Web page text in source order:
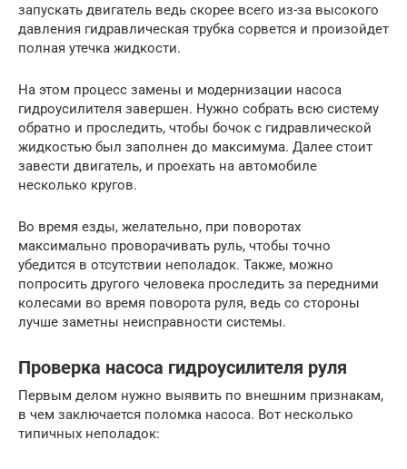
запускать двигатель ведь скорее всего из-за высокого
давления гидравлическая трубка сорвется и произойдет
полная утечка жидкости.
На этом процесс замены и модернизации насоса
гидроусилителя завершен. Нужно собрать всю систему
обратно и проследить, чтобы бочок с гидравлической
жидкостью был заполнен до максимума. Далее стоит
завести двигатель, и проехать на автомобиле
несколько кругов.
Во время езды, желательно, при поворотах
максимально проворачивать руль, чтобы точно
убедится в отсутствии неполадок. Также, можно
попросить другого человека проследить за передними
колесами во время поворота руля, ведь со стороны
лучше заметны неисправности системы.
Проверка насоса гидроусилителя руля
Первым делом нужно выявить по внешним признакам,
в чем заключается поломка насоса. Вот несколько
типичных неполадок: